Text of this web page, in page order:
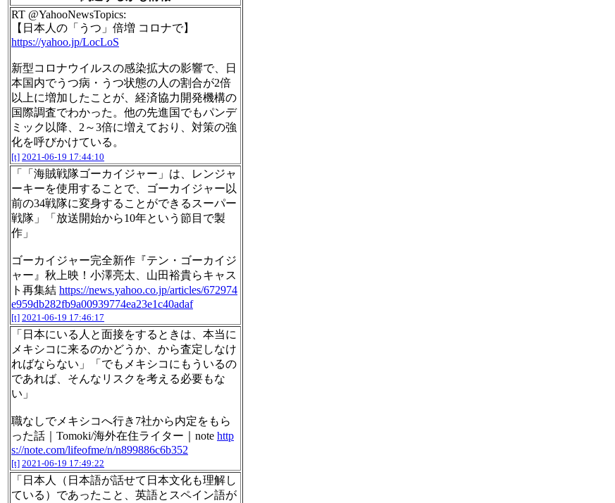
RT @YahooNewsTopics:
【日本人の「うつ」倍増 コロナで】
https://yahoo.jp/LocLoS
新型コロナウイルスの感染拡大の影響で、日
本国内でうつ病・うつ状態の人の割合が2倍
以上に増加したことが、経済協力開発機構の
国際調査でわかった。他の先進国でもパンデ
ミック以降、2～3倍に増えており、対策の強
化を呼びかけている。
[t] 2021-06-19 17:44:10
「「海賊戦隊ゴーカイジャー」は、レンジャ
ーキーを使用することで、ゴーカイジャー以
前の34戦隊に変身することができるスーパー
戦隊」「放送開始から10年という節目で製
作」
ゴーカイジャー完全新作『テン・ゴーカイジ
ャー』秋上映！小澤亮太、山田裕貴らキャス
ト再集結 https://news.yahoo.co.jp/articles/672974
e959db282fb9a00939774ea23e1c40adaf
[t] 2021-06-19 17:46:17
「日本にいる人と面接をするときは、本当に
メキシコに来るのかどうか、から査定しなけ
ればならない」「でもメキシコにもういるの
であれば、そんなリスクを考える必要もな
い」
職なしでメキシコへ行き7社から内定をもら
った話｜Tomoki/海外在住ライター｜note http
s://note.com/lifeofme/n/n899886c6b352
[t] 2021-06-19 17:49:22
「日本人（日本語が話せて日本文化も理解し
ている）であったこと、英語とスペイン語が